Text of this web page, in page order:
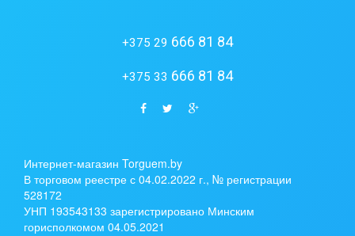
+375 29 666 81 84
+375 33 666 81 84
Интернет-магазин Torguem.by
В торговом реестре с 04.02.2022 г., № регистрации
528172
УНП 193543133 зарегистрировано Минским
горисполкомом 04.05.2021